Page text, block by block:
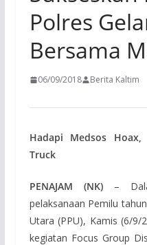
Polres
Bersama
06/09/2018 Berita Kaltim
Hadapi Medsos
Truck
PENAJAM (NK)–
pelaksanaan Pemilu
Utara (PPU), Kamis (6/
kegiatan Focus Group